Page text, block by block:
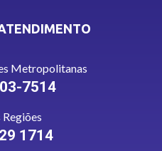
Metropolitanas
7514
1714